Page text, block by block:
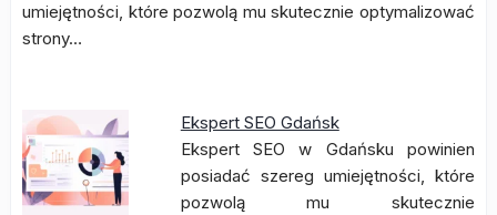
umiejętności, które pozwolą mu skutecznie optymalizować
strony…
Ekspert SEO Gdańsk
Ekspert SEO w Gdańsku powinien
posiadać szereg umiejętności, które
pozwolą mu skutecznie